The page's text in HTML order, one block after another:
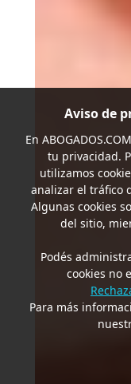
Aviso de
En
tu privacidad.
utilizamos
analizar el tráfico
Algunas cookies
del sitio,
Podés
cookies no
Para más